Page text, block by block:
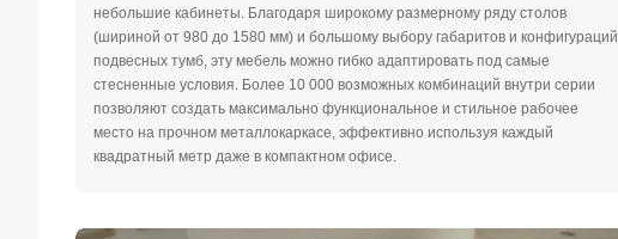
небольшие кабинеты. Благодаря широкому размерному ряду столов
(шириной от 980 до 1580 мм) и большому выбору габаритов и конфигураций
подвесных тумб, эту мебель можно гибко адаптировать под самые
стесненные условия. Более 10 000 возможных комбинаций внутри серии
позволяют создать максимально функциональное и стильное рабочее
место на прочном металлокаркасе, эффективно используя каждый
квадратный метр даже в компактном офисе.